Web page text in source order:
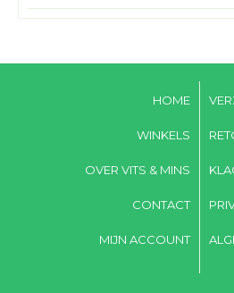
HOME
WINKELS
OVER VITS & MINS
CONTACT
MIJN ACCOUNT